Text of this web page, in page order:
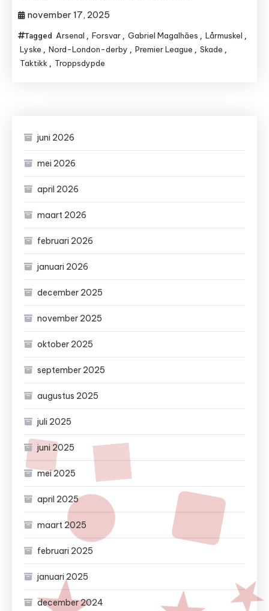
november 17, 2025
Tagged Arsenal , Forsvar , Gabriel Magalhães , Lårmuskel ,
Lyske , Nord-London-derby , Premier League , Skade ,
Taktikk , Troppsdypde
juni 2026
mei 2026
april 2026
maart 2026
februari 2026
januari 2026
december 2025
november 2025
oktober 2025
september 2025
augustus 2025
juli 2025
juni 2025
mei 2025
april 2025
maart 2025
februari 2025
januari 2025
december 2024